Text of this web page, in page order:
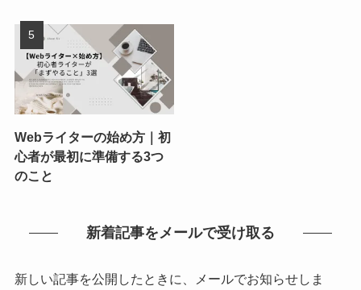
Webライターの始め方｜初
心者が最初に準備する3つ
のこと
新着記事をメールで受け取る
新しい記事を公開したときに、メールでお知らせしま